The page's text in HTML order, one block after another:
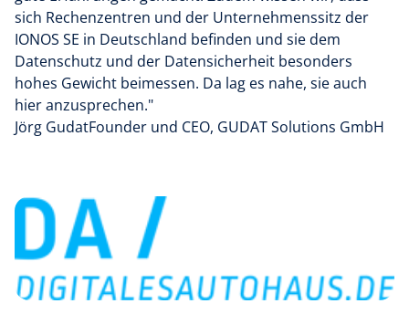
sich Rechenzentren und der Unternehmenssitz der
IONOS SE in Deutschland befinden und sie dem
Datenschutz und der Datensicherheit besonders
hohes Gewicht beimessen. Da lag es nahe, sie auch
hier anzusprechen."
Jörg GudatFounder und CEO, GUDAT Solutions GmbH